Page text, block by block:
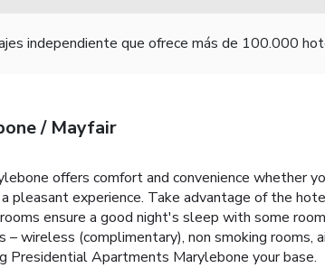
independiente que ofrece más de 100.000
/ Mayfair
offers comfort and convenience whether
pleasant experience. Take advantage of the
ensure a good night's sleep with some
wireless (complimentary), non smoking
Presidential Apartments Marylebone your base.